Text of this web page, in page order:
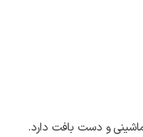
و دست بافت دارد.